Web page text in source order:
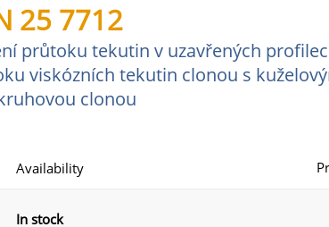
25 7712
průtoku tekutin v uzavřených
viskózních tekutin clonou s
clonou
Availability
In stock